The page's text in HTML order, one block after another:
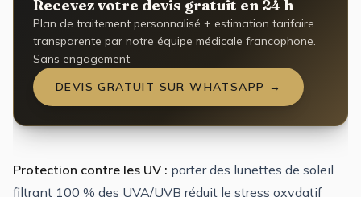
Recevez votre devis gratuit en 24 h
Plan de traitement personnalisé + estimation tarifaire
transparente par notre équipe médicale francophone.
Sans engagement.
DEVIS GRATUIT SUR WHATSAPP →
Protection contre les UV : porter des lunettes de soleil
filtrant 100 % des UVA/UVB réduit le stress oxydatif